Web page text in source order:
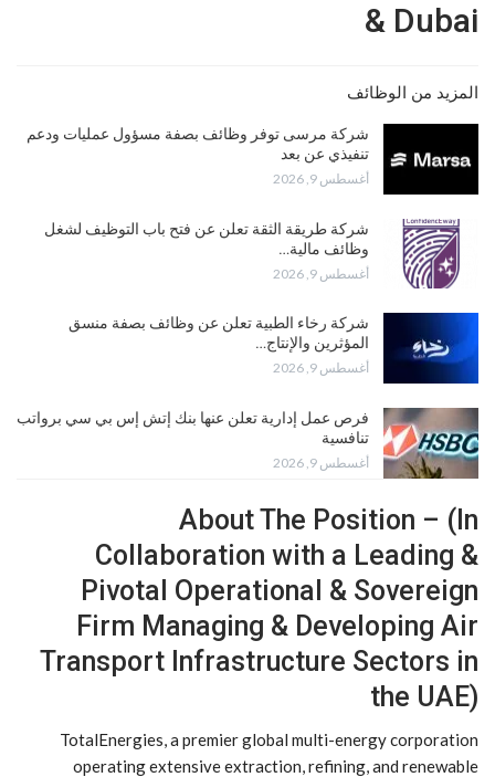
& Dubai
المزيد من الوظائف
شركة مرسى توفر وظائف بصفة مسؤول عمليات ودعم
تنفيذي عن بعد
أغسطس 9, 2026
شركة طريقة الثقة تعلن عن فتح باب التوظيف لشغل
وظائف مالية…
أغسطس 9, 2026
شركة رخاء الطبية تعلن عن وظائف بصفة منسق
المؤثرين والإنتاج…
أغسطس 9, 2026
فرص عمل إدارية تعلن عنها بنك إتش إس بي سي برواتب
تنافسية
أغسطس 9, 2026
About The Position – (In
Collaboration with a Leading &
Pivotal Operational & Sovereign
Firm Managing & Developing Air
Transport Infrastructure Sectors in
the UAE)
TotalEnergies, a premier global multi-energy corporation
operating extensive extraction, refining, and renewable